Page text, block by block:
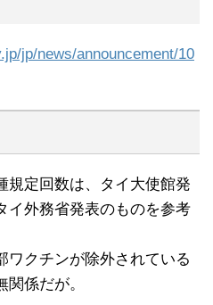
jp/news/announcement/10
規定回数は、タイ大使館発
イ外務省発表のものを参考
ワクチンが除外されている
係だが。